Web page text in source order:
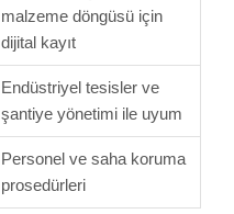
malzeme döngüsü için
dijital kayıt
Endüstriyel tesisler ve
şantiye yönetimi ile uyum
Personel ve saha koruma
prosedürleri